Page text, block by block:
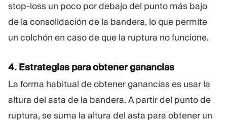
stop-loss un poco por debajo del punto más bajo
de la consolidación de la bandera, lo que permite
un colchón en caso de que la ruptura no funcione.
4. Estrategias para obtener ganancias
La forma habitual de obtener ganancias es usar la
altura del asta de la bandera. A partir del punto de
ruptura, se suma la altura del asta para obtener un